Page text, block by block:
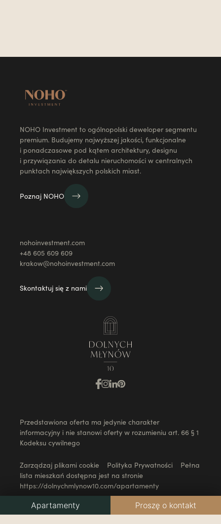
NOHO Investment to ogólnopolski deweloper segmentu
premium. Budujemy najwyższej jakości, funkcjonalne
i ponadczasowe pod kątem architektury, designu
i przywiązania do detalu nieruchomości w centralnych
punktach największych polskich miast.
Poznaj NOHO
nohoinvestment.com
+48 605 609 609
krakow@nohoinvestment.com
Skontaktuj się z nami
Przedstawiona oferta ma jedynie charakter
informacyjny i nie stanowi oferty w rozumieniu art. 66 § 1
Kodeksu cywilnego
Zarządzaj plikami cookie Polityka Prywatności
Pełna
lista mieszkań dostępna jest na stronie
https://dolnychmlynow10.com/apartamenty
Apartamenty Proszę o kontakt